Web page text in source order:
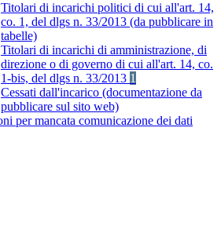
Titolari di incarichi politici di cui all'art. 14,
co. 1, del dlgs n. 33/2013 (da pubblicare in
tabelle)
Titolari di incarichi di amministrazione, di
direzione o di governo di cui all'art. 14, co.
1-bis, del dlgs n. 33/2013 1
Cessati dall'incarico (documentazione da
pubblicare sul sito web)
per mancata comunicazione dei dati